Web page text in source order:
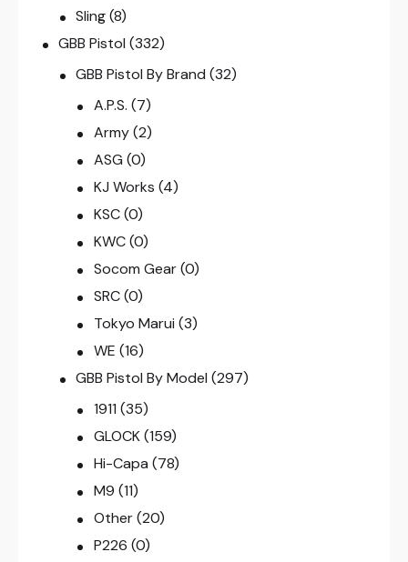
Sling (8)
GBB Pistol (332)
GBB Pistol By Brand (32)
A.P.S. (7)
Army (2)
ASG (0)
KJ Works (4)
KSC (0)
KWC (0)
Socom Gear (0)
SRC (0)
Tokyo Marui (3)
WE (16)
GBB Pistol By Model (297)
1911 (35)
GLOCK (159)
Hi-Capa (78)
M9 (11)
Other (20)
P226 (0)